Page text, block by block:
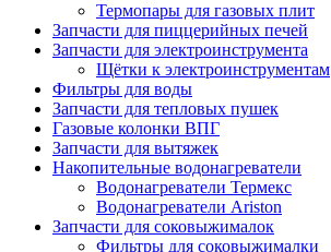
Термопары для газовых плит
Запчасти для пиццерийных печей
Запчасти для электроинструмента
Щётки к электроинструментам
Фильтры для воды
Запчасти для тепловых пушек
Газовые колонки ВПГ
Запчасти для вытяжек
Накопительные водонагреватели
Водонагреватели Термекс
Водонагреватели Ariston
Запчасти для соковыжималок
Фильтры для соковыжималки